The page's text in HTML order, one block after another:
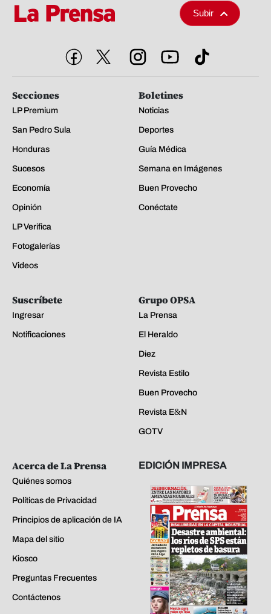
Subir
Secciones
LP Premium
San Pedro Sula
Honduras
Sucesos
Economía
Opinión
LP Verifica
Fotogalerías
Videos
Boletines
Noticias
Deportes
Guía Médica
Semana en Imágenes
Buen Provecho
Conéctate
Suscríbete
Ingresar
Notificaciones
Grupo OPSA
La Prensa
El Heraldo
Diez
Revista Estilo
Buen Provecho
Revista E&N
GOTV
Acerca de La Prensa
Quiénes somos
Políticas de Privacidad
Principios de aplicación de IA
Mapa del sitio
Kiosco
Preguntas Frecuentes
Contáctenos
EDICIÓN IMPRESA